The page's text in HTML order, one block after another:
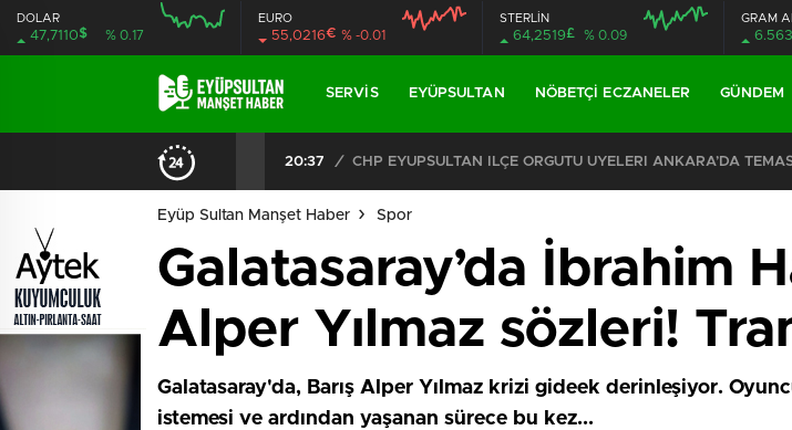
DOLAR
47,7110$ % 0.17
EURO
55,0216€ % -0.01
STERLİN
64,2519£ % 0.09
GRAM
SERVIS EYÜPSULTAN NÖBETÇI ECZANELER GÜNDEM
19:40 / MHP EYÜPSULTAN TEŞKİLATI’NIN ACI GÜNÜ
Eyüp Sultan Manşet Haber Spor
Galatasaray’da İbrahim
Alper Yılmaz sözleri!
Galatasaray'da, Barış Alper Yılmaz krizi gideek derinleşiyor.
istemesi ve ardından yaşanan sürece bu kez...